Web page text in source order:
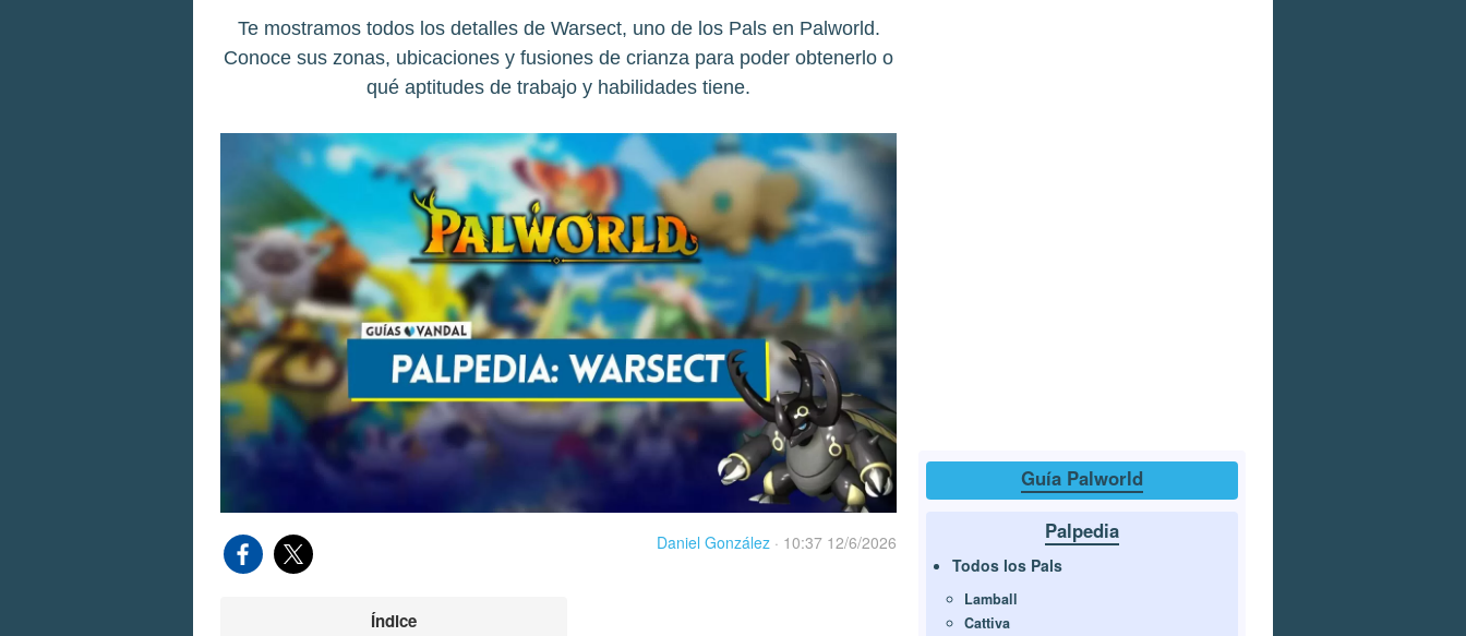
Te mostramos todos los detalles de Warsect, uno de los Pals en Palworld.
Conoce sus zonas, ubicaciones y fusiones de crianza para poder obtenerlo o
qué aptitudes de trabajo y habilidades tiene.
Daniel González · 10:37 12/6/2026
Índice
Guía Palworld
Palpedia
Todos los Pals
Lamball
Cattiva